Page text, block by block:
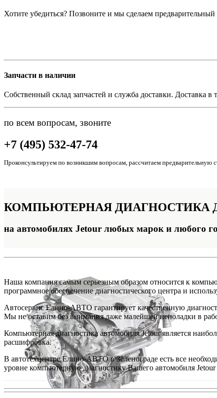
Хотите убедиться? Позвоните и мы сделаем предварительный
Запчасти в наличии
Собственный склад запчастей и служба доставки. Доставка в
по всем вопросам, звоните
+7 (495) 532-47-74
Проконсультируем по возникшим вопросам, рассчитаем предварительную
КОМПЬЮТЕРНАЯ ДИАГНОСТИКА
на автомобилях Jetour любых марок и любого
Наша компания самым серьезным образом относится к
программное обеспечение диагностического центра и
Автосервис Елино-АВТО гарантирует качественную
Мы не оставим без внимания даже малейшей неполадки в
Компьютерная диагностика автомобиля Jetour является
расшифровка.
В автотехцентре Елино-АВТО в Зеленограде есть все
уровне компьютерную диагностику Вашего автомобиля